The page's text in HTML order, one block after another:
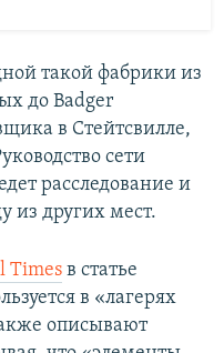
такой фабрики из
до Badger
в Стейтсвилле,
сети
расследование и
из других мест.
Times в статье
в «лагерях
описывают